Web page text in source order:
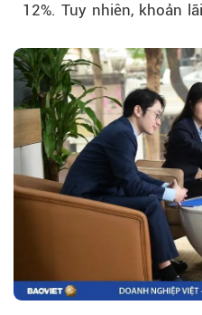
12%. Tuy nhiên, khoản